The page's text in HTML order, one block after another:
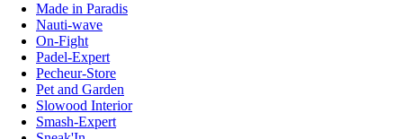
Made in Paradis
Nauti-wave
On-Fight
Padel-Expert
Pecheur-Store
Pet and Garden
Slowood Interior
Smash-Expert